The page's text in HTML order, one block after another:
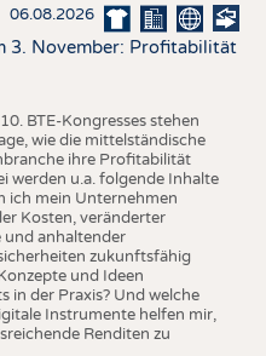
06.08.2026
3. November: Profitabilität
BTE-Kongresses stehen
wie die mittelständische
ihre Profitabilität
werden u.a. folgende Inhalte
ich mein Unternehmen
Kosten, veränderter
und anhaltender
zukunftsfähig
und Ideen
in der Praxis? Und welche
Instrumente helfen mir,
Renditen zu